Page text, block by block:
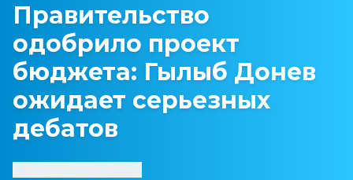
Правительство
одобрило проект
бюджета: Гылыб Донев
ожидает серьезных
дебатов